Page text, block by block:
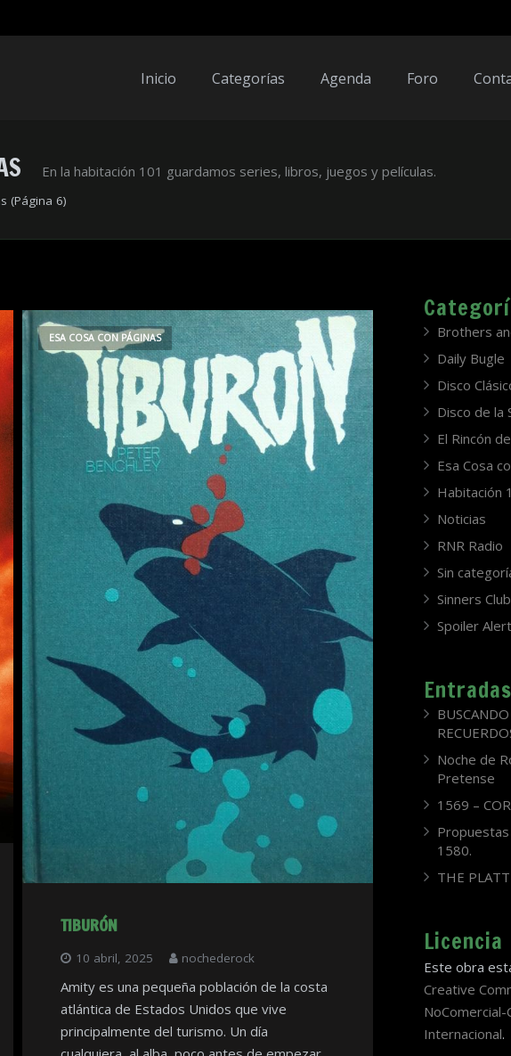
Inicio Categorías Agenda Foro
En la habitación 101 guardamos series, libros, juegos y películas.
(Página 6)
TIBURÓN
10 abril, 2025 nochederock
ESA COSA CON PÁGINAS
Amity es una pequeña población de la costa
atlántica de Estados Unidos que vive
principalmente del turismo. Un día
Brothers
Daily Bugle
Disco
Disco de la
El Rincón
Esa Cosa
Habitación
Noticias
RNR Radio
Sin
Sinners Club
Spoiler
Noche de
Pretense
1569 –
1580.
THE
Licencia
Este obra
Creative
Internacional.